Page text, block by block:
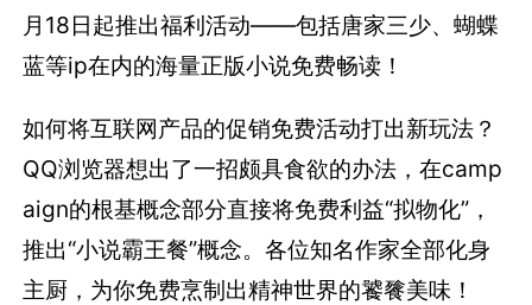
月18日起推出福利活动——包括唐家三少、蝴蝶
蓝等ip在内的海量正版小说免费畅读！
如何将互联网产品的促销免费活动打出新玩法？
QQ浏览器想出了一招颇具食欲的办法，在camp
aign的根基概念部分直接将免费利益“拟物化”，
推出“小说霸王餐”概念。各位知名作家全部化身
主厨，为你免费烹制出精神世界的饕餮美味！